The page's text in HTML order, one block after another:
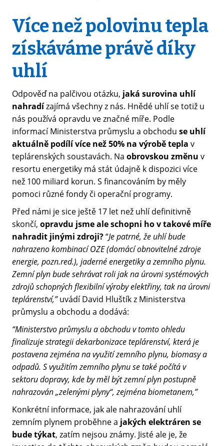
Více než polovinu tepla
získáváme právě díky
uhlí
Odpověď na palčivou otázku, jaká surovina uhlí
nahradízajímá všechny z nás. Hnědé uhlí se totiž u
nás používá opravdu ve značné míře. Podle
informací Ministerstva průmyslu a obchodu se uhlí
aktuálně podílí více než 50% na výrobě tepla v
teplárenských soustavách. Na obrovskou změnu v
resortu energetiky má stát údajně k dispozici více
než 100 miliard korun. S financováním by měly
pomoci různé fondy či operační programy.
Před námi je sice ještě 17 let než uhlí definitivně
skončí, opravdu jsme ale schopni ho v takové míře
nahradit jinými zdroji?“Je patrné, že uhlí bude
nahrazeno kombinací OZE (domácí obnovitelné zdroje
energie, pozn.red.), jaderné energetiky a zemního plynu.
Zemní plyn bude sehrávat roli jak na úrovni systémových
zdrojů schopných flexibilní výroby elektřiny, tak na úrovni
teplárenství,”uvádí David Hluštík z Ministerstva
průmyslu a obchodu a dodává:
“Ministerstvo průmyslu a obchodu v tomto ohledu
finalizuje strategii dekarbonizace teplárenství, která je
postavena zejména na využití zemního plynu, biomasy a
odpadů. S využitím zemního plynu se také počítá v
sektoru dopravy, kde by měl být zemní plyn postupně
nahrazován „zelenými plyny“, zejména biometanem,”
Konkrétní informace, jak ale nahrazování uhlí
zemním plynem proběhne a jakých elektráren se
bude týkat, zatím nejsou známy. Jisté ale je, že